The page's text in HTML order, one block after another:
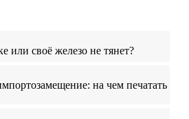
или своё железо не тянет?
на чем печатать